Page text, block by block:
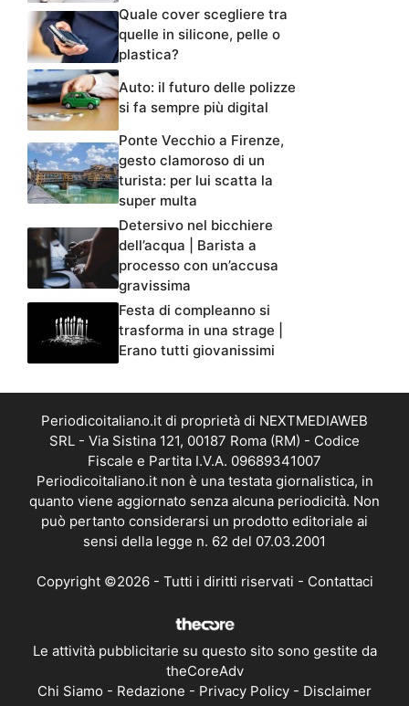
Quale cover scegliere tra
quelle in silicone, pelle o
plastica?
Auto: il futuro delle polizze
si fa sempre più digital
Ponte Vecchio a Firenze,
gesto clamoroso di un
turista: per lui scatta la
super multa
Detersivo nel bicchiere
dell’acqua | Barista a
processo con un’accusa
gravissima
Festa di compleanno si
trasforma in una strage |
Erano tutti giovanissimi
Periodicoitaliano.it di proprietà di NEXTMEDIAWEB
SRL - Via Sistina 121, 00187 Roma (RM) - Codice
Fiscale e Partita I.V.A. 09689341007
Periodicoitaliano.it non è una testata giornalistica, in
quanto viene aggiornato senza alcuna periodicità. Non
può pertanto considerarsi un prodotto editoriale ai
sensi della legge n. 62 del 07.03.2001
Copyright ©2026 - Tutti i diritti riservati - Contattaci
Le attività pubblicitarie su questo sito sono gestite da
theCoreAdv
Chi Siamo - Redazione - Privacy Policy - Disclaimer